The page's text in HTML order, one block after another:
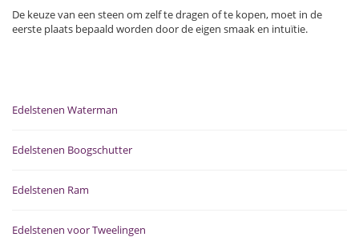
De keuze van een steen om zelf te dragen of te kopen, moet in de
eerste plaats bepaald worden door de eigen smaak en intuïtie.
Edelstenen Waterman
Edelstenen Boogschutter
Edelstenen Ram
Edelstenen voor Tweelingen